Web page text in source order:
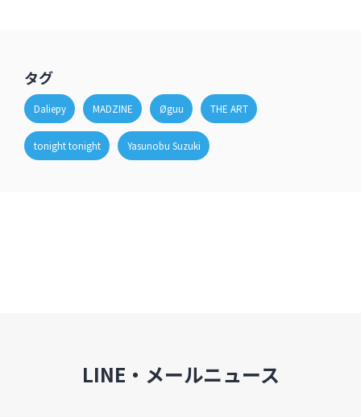
タグ
Daliepy MADZINE Øguu THE ART
tonight tonight Yasunobu Suzuki
LINE・メールニュース